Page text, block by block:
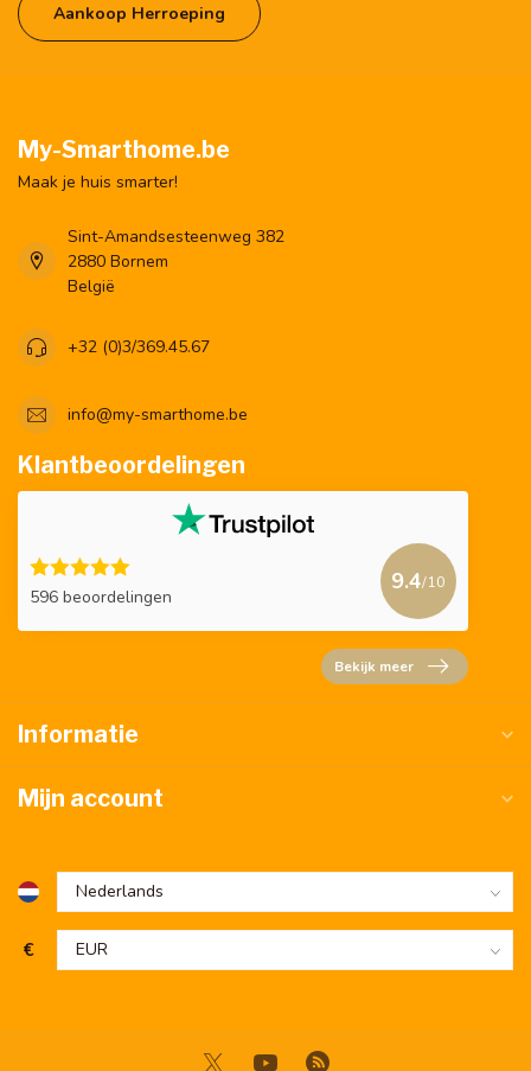
Aankoop Herroeping
My-Smarthome.be
Maak je huis smarter!
Sint-Amandsesteenweg 382
2880 Bornem
België
+32 (0)3/369.45.67
info@my-smarthome.be
Klantbeoordelingen
596 beoordelingen
9.4/10
Bekijk meer
Informatie
Mijn account
€